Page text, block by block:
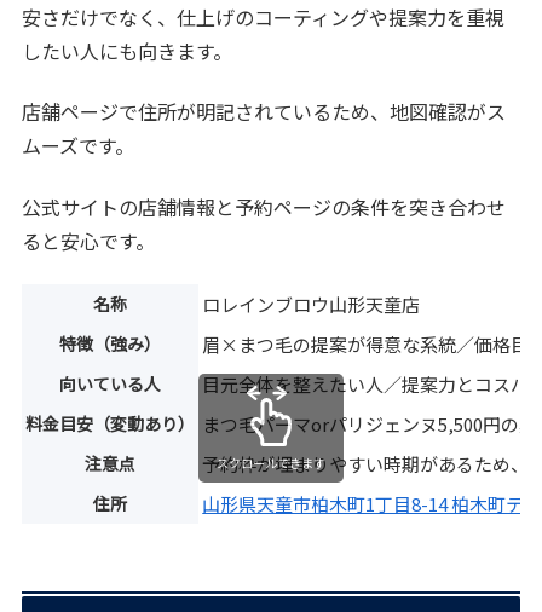
安さだけでなく、仕上げのコーティングや提案力を重視
したい人にも向きます。
店舗ページで住所が明記されているため、地図確認がス
ムーズです。
公式サイトの店舗情報と予約ページの条件を突き合わせ
ると安心です。
名称 ロレインブロウ山形天童店
特徴（強み） 眉×まつ毛の提案が得意な系統／価格目
向いている人 目元全体を整えたい人／提案力とコスパ
料金目安（変動あり） まつ毛パーマorパリジェンヌ5,500円の
注意点 予約枠が埋まりやすい時期があるため、
住所 山形県天童市柏木町1丁目8-14 柏木町テ
スクロールできます